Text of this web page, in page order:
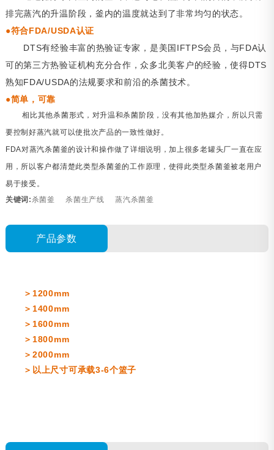
排完蒸汽的升温阶段，釜内的温度就达到了非常均匀的状态。
●符合FDA/USDA认证
DTS有经验丰富的热验证专家，是美国IFTPS会员，与FDA认
可的第三方热验证机构充分合作，众多北美客户的经验，使得DTS
熟知FDA/USDA的法规要求和前沿的杀菌技术。
●简单，可靠
相比其他杀菌形式，对升温和杀菌阶段，没有其他加热媒介，所以只需
要控制好蒸汽就可以使批次产品的一致性做好。
FDA对蒸汽杀菌釜的设计和操作做了详细说明，加上很多老罐头厂一直在应
用，所以客户都清楚此类型杀菌釜的工作原理，使得此类型杀菌釜被老用户
易于接受。
关键词: 杀菌釜 杀菌生产线 蒸汽杀菌釜
产品参数
＞1200mm
＞1400mm
＞1600mm
＞1800mm
＞2000mm
＞以上尺寸可承载3-6个篮子